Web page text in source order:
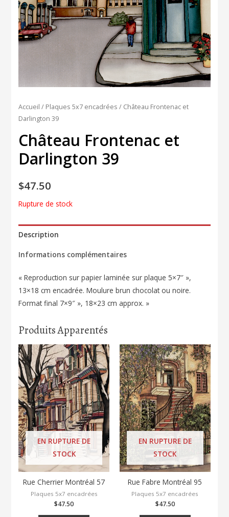
Accueil / Plaques 5x7 encadrées / Château Frontenac et
Darlington 39
Château Frontenac et
Darlington 39
$47.50
Rupture de stock
Description
Informations complémentaires
« Reproduction sur papier laminée sur plaque 5×7″ »,
13×18 cm encadrée. Moulure brun chocolat ou noire.
Format final 7×9″ », 18×23 cm approx. »
Produits Apparentés
EN RUPTURE DE
STOCK
Rue Cherrier Montréal 57
Plaques 5x7 encadrées
$47.50
EN RUPTURE DE
STOCK
Rue Fabre Montréal 95
Plaques 5x7 encadrées
$47.50